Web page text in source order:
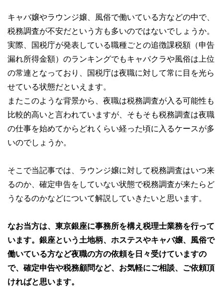
キャバ嬢やラウンジ嬢、風俗で働いている方などの中で、
税務調査が不安だという方も多いのではないでしょうか。
実際、国税庁が発表している職種ごとの追徴課税額（申告
漏れ所得金額）のランキングでもキャバクラや風俗は上位
の常連となっており、国税庁は夜職に対して常に目を光ら
せている状態だといえます。
またこのような背景から、夜職は税務調査が入る可能性も
比較的高いと言われていますが、そもそも税務調査は夜職
の仕事を始めてからどれくらい経った頃に入るケースが多
いのでしょうか。
そこで当記事では、ラウンジ嬢に対して税務調査はいつ来
るのか、確定申告をしていない状態で税務調査が来たらど
うなるのかなどについて解説していきたいと思います。
なお当方は、東京銀座に事務所を構え税理士業務を行って
います。銀座という土地柄、ホステスやキャバ嬢、風俗で
働いている方など夜職の方の依頼を日々受けていますの
で、確定申告や税務顧問など、お気軽にご相談、ご依頼頂
ければと思います。